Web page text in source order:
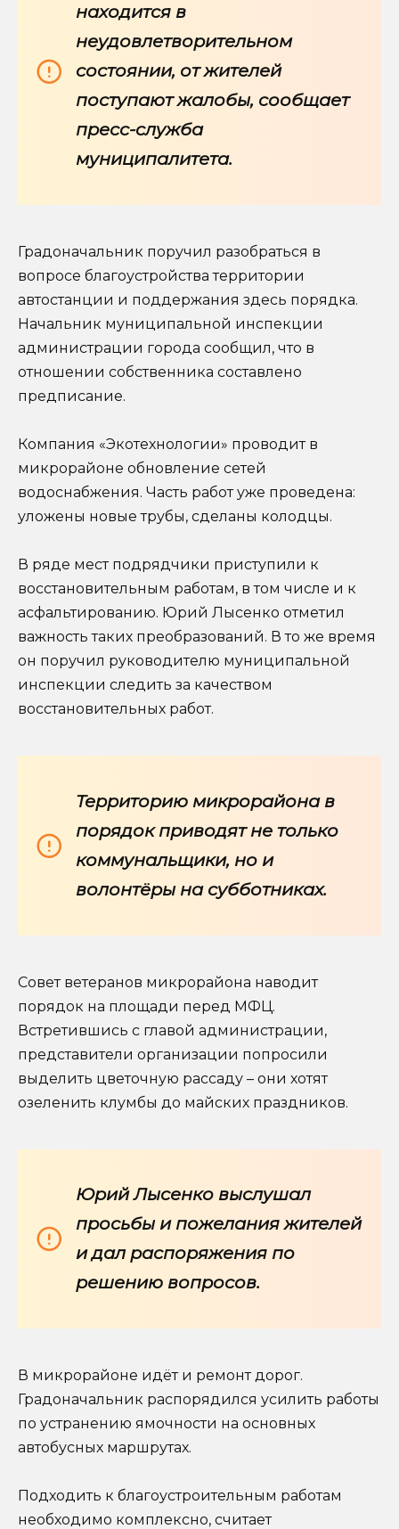
находится в
неудовлетворительном
состоянии, от жителей
поступают жалобы, сообщает
пресс-служба
муниципалитета.
Градоначальник поручил разобраться в
вопросе благоустройства территории
автостанции и поддержания здесь порядка.
Начальник муниципальной инспекции
администрации города сообщил, что в
отношении собственника составлено
предписание.
Компания «Экотехнологии» проводит в
микрорайоне обновление сетей
водоснабжения. Часть работ уже проведена:
уложены новые трубы, сделаны колодцы.
В ряде мест подрядчики приступили к
восстановительным работам, в том числе и к
асфальтированию. Юрий Лысенко отметил
важность таких преобразований. В то же время
он поручил руководителю муниципальной
инспекции следить за качеством
восстановительных работ.
Территорию микрорайона в
порядок приводят не только
коммунальщики, но и
волонтёры на субботниках.
Совет ветеранов микрорайона наводит
порядок на площади перед МФЦ.
Встретившись с главой администрации,
представители организации попросили
выделить цветочную рассаду – они хотят
озеленить клумбы до майских праздников.
Юрий Лысенко выслушал
просьбы и пожелания жителей
и дал распоряжения по
решению вопросов.
В микрорайоне идёт и ремонт дорог.
Градоначальник распорядился усилить работы
по устранению ямочности на основных
автобусных маршрутах.
Подходить к благоустроительным работам
необходимо комплексно, считает